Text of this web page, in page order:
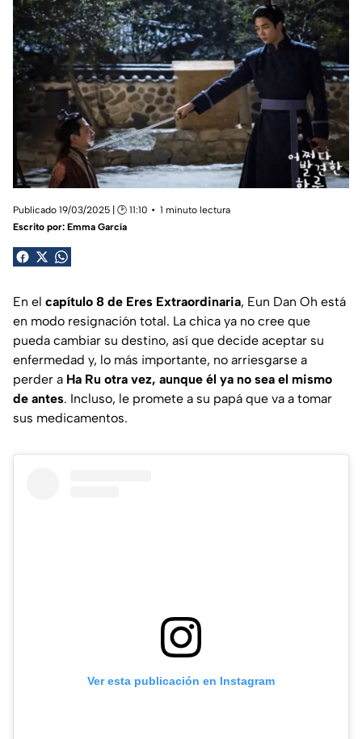
Publicado 19/03/2025 | 🕑 11:10
1 minuto lectura
Escrito por: Emma García
En el capítulo 8 de Eres Extraordinaria, Eun Dan Oh está
en modo resignación total. La chica ya no cree que
pueda cambiar su destino, así que decide aceptar su
enfermedad y, lo más importante, no arriesgarse a
perder a Ha Ru otra vez, aunque él ya no sea el mismo
de antes. Incluso, le promete a su papá que va a tomar
sus medicamentos.
Ver esta publicación en Instagram